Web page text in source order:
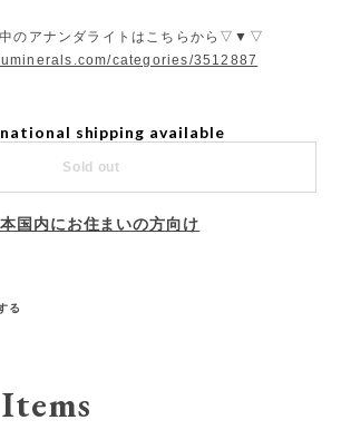
のアナンダライトはこちらから▽▼▽
categories/3512887
shipping available
Sold out
国内にお住まいの方向け
る